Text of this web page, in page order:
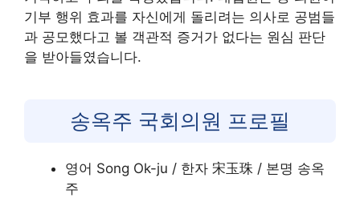
기부 행위 효과를 자신에게 돌리려는 의사로 공범들
과 공모했다고 볼 객관적 증거가 없다는 원심 판단
을 받아들였습니다.
송옥주 국회의원 프로필
영어 Song Ok-ju / 한자 宋玉珠 / 본명 송옥
주